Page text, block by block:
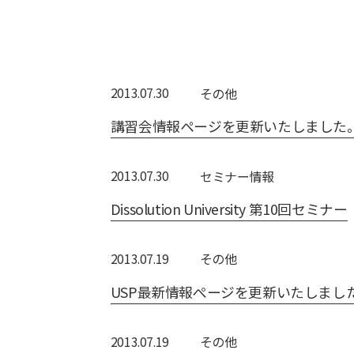
2013.07.30 その他
講習会情報ページを更新いたしました
2013.07.30 セミナー情報
Dissolution University 第10回セミナー
2013.07.19 その他
USP最新情報ぺージを更新いたしまし
2013.07.19 その他